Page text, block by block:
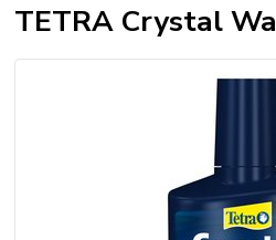
TETRA Crystal